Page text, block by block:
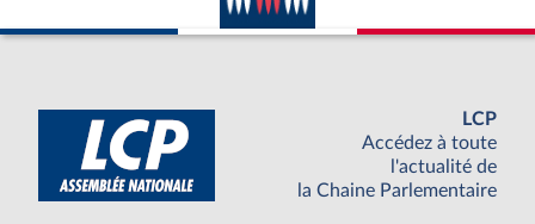
LCP
Accédez à toute
l'actualité de
la Chaine Parlementaire